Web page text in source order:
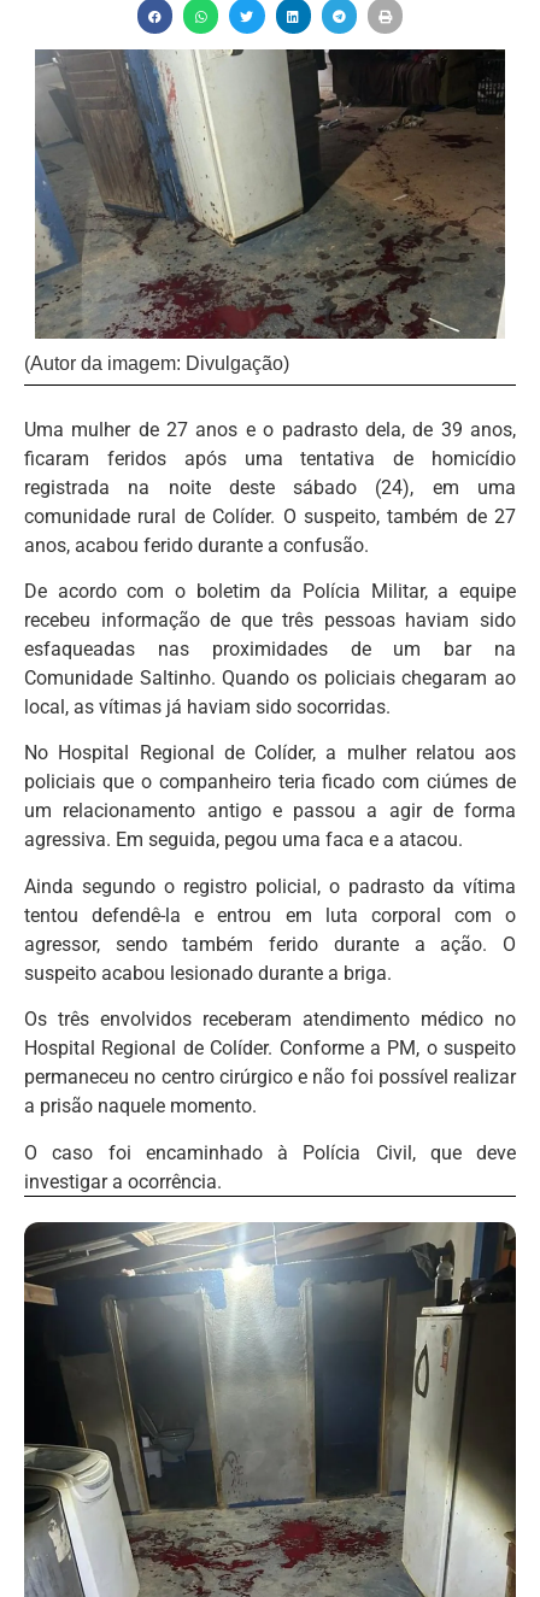
(Autor da imagem: Divulgação)
Uma mulher de 27 anos e o padrasto dela, de 39 anos,
ficaram feridos após uma tentativa de homicídio
registrada na noite deste sábado (24), em uma
comunidade rural de Colíder. O suspeito, também de 27
anos, acabou ferido durante a confusão.
De acordo com o boletim da Polícia Militar, a equipe
recebeu informação de que três pessoas haviam sido
esfaqueadas nas proximidades de um bar na
Comunidade Saltinho. Quando os policiais chegaram ao
local, as vítimas já haviam sido socorridas.
No Hospital Regional de Colíder, a mulher relatou aos
policiais que o companheiro teria ficado com ciúmes de
um relacionamento antigo e passou a agir de forma
agressiva. Em seguida, pegou uma faca e a atacou.
Ainda segundo o registro policial, o padrasto da vítima
tentou defendê-la e entrou em luta corporal com o
agressor, sendo também ferido durante a ação. O
suspeito acabou lesionado durante a briga.
Os três envolvidos receberam atendimento médico no
Hospital Regional de Colíder. Conforme a PM, o suspeito
permaneceu no centro cirúrgico e não foi possível realizar
a prisão naquele momento.
O caso foi encaminhado à Polícia Civil, que deve
investigar a ocorrência.